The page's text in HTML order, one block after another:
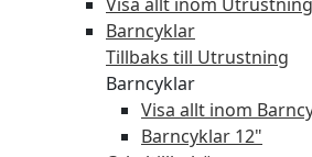
Visa allt inom Utrustning
Barncyklar
Tillbaks till Utrustning
Barncyklar
Visa allt inom
Barncyklar 12"